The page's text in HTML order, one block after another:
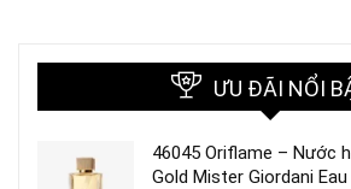
ƯU ĐÃI NỔI
46045 Oriflame – Nước
Gold Mister Giordani